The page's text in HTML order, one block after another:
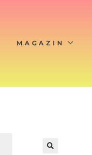
MAGAZIN